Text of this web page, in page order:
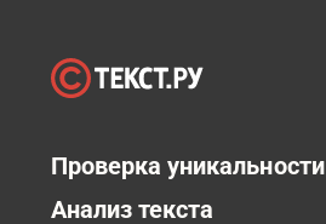
Проверка уникальности
Анализ текста